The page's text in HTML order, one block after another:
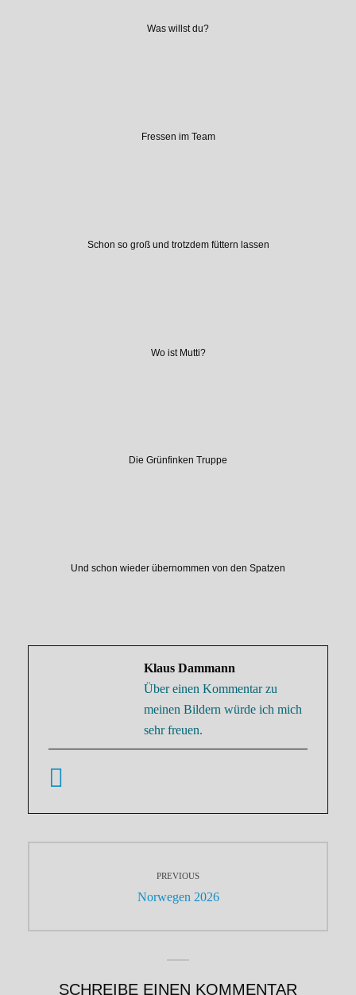
Was willst du?
Fressen im Team
Schon so groß und trotzdem füttern lassen
Wo ist Mutti?
Die Grünfinken Truppe
Und schon wieder übernommen von den Spatzen
Klaus Dammann
Über einen Kommentar zu
meinen Bildern würde ich mich
sehr freuen.
PREVIOUS
Previous
Norwegen 2026
SCHREIBE EINEN KOMMENTAR